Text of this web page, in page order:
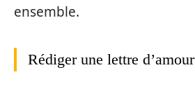
ensemble.
Rédiger une lettre d’amour